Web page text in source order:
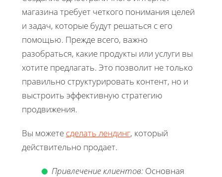
магазина требует четкого понимания целей
и задач, которые будут решаться с его
помощью. Прежде всего, важно
разобраться, какие продукты или услуги вы
хотите предлагать. Это позволит не только
правильно структурировать контент, но и
выстроить эффективную стратегию
продвижения.
Вы можете сделать лендинг, который
действительно продает.
Привлечение клиентов: Основная